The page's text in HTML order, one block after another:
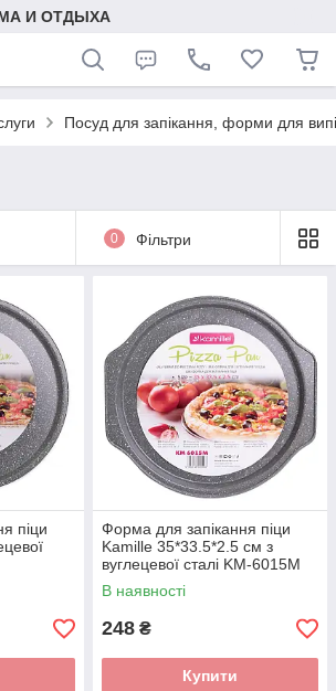
И ОТДЫХА
Посуд для запікання, форми для
0 Фільтри
піци
Форма для запікання піци
Kamille 35*33.5*2.5 см з
вуглецевої сталі KM-6015M
В наявності
248 ₴
Купити